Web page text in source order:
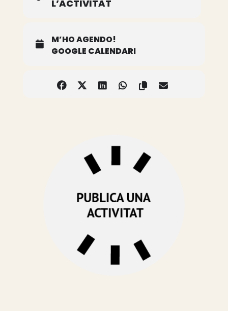
L’ACTIVITAT
M’HO AGENDO!
GOOGLE CALENDARI